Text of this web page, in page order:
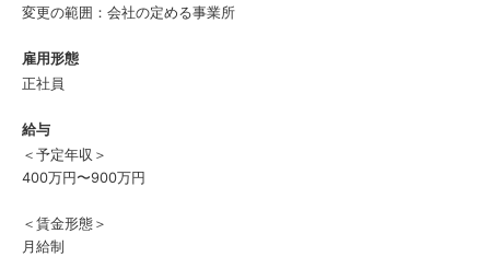
変更の範囲：会社の定める事業所
雇用形態
正社員
給与
＜予定年収＞
400万円〜900万円
＜賃金形態＞
月給制